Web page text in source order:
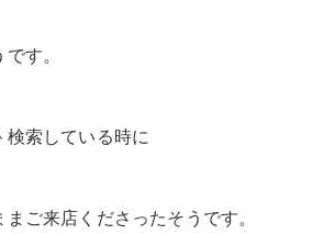
す。
索している時に
ご来店くださったそうです。